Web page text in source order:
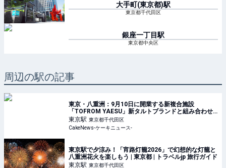
大手町(東京都)駅
東京都千代田区
銀座一丁目駅
東京都中央区
周辺の駅の記事
東京・八重洲：9月10日に開業する新複合施設
「TOFROM YAESU」新タルトブランドと組み合わせ
た仏レストランがオープン
東京駅 東京都千代田区
CakeNews-ケーキニュース-
東京駅で夕涼み！「宵路灯籠2026」で幻想的な灯籠と
八重洲花火を楽しもう | 東京都 | トラベルjp 旅行ガイド
東京駅 東京都千代田区